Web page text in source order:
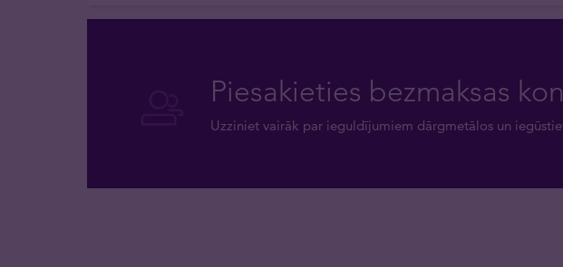
Piesakieties bezmaksas
Uzziniet vairāk par ieguldījumiem dārgmetālos un